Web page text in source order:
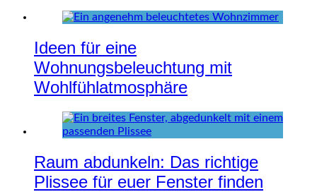
Ideen für eine
Wohnungsbeleuchtung mit
Wohlfühlatmosphäre
Raum abdunkeln: Das richtige
Plissee für euer Fenster finden